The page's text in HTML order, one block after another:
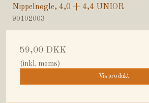
Nippelnøgle, 4,0 + 4,4 UNIOR
90102003
59,00 DKK
(inkl. moms)
Vis produkt